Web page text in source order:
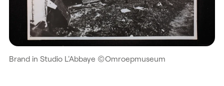
Brand in Studio L'Abbaye ©Omroepmuseum